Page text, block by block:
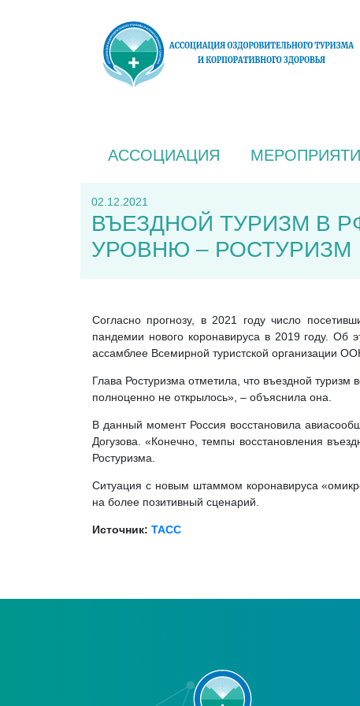
АССОЦИАЦИЯ
02.12.2021
ВЪЕЗДНОЙ ТУРИЗМ В
УРОВНЮ – РОСТУРИЗМ
Согласно прогнозу, в 2021 году число
пандемии нового коронавируса в 2019 году. Об
ассамблее Всемирной туристской организации
Глава Ростуризма отметила, что въездной
полноценно не открылось», – объяснила она.
В данный момент Россия восстановила
Догузова. «Конечно, темпы восстановления
Ростуризма.
Ситуация с новым штаммом коронавируса
на более позитивный сценарий.
Источник: ТАСС